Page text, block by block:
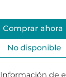
Comprar ahora
No disponible
Información de